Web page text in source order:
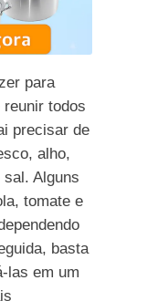
para
todos
precisar de
alho,
Alguns
tomate e
basta
las em um